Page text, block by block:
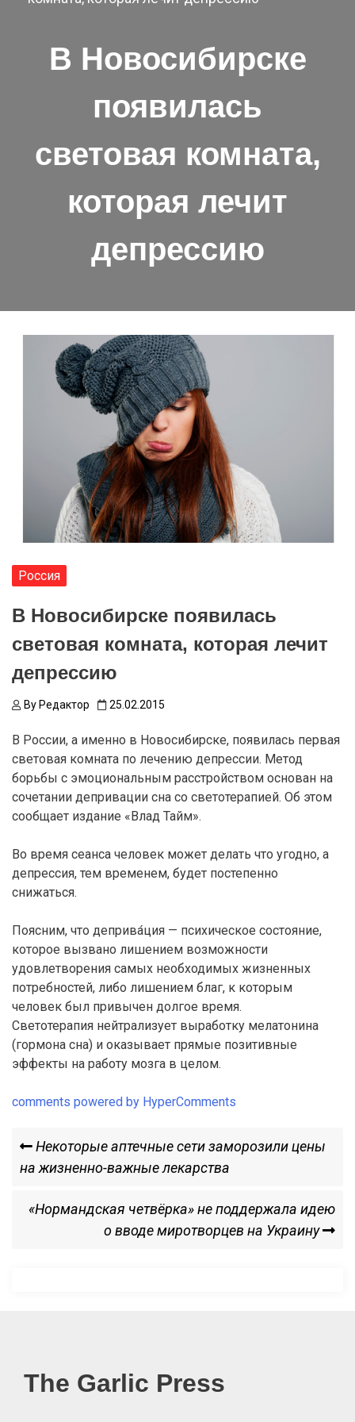
В Новосибирске
появилась
световая комната,
которая лечит
депрессию
Россия
В Новосибирске появилась
световая комната, которая лечит
депрессию
By Редактор 25.02.2015
В России, а именно в Новосибирске, появилась первая
световая комната по лечению депрессии. Метод
борьбы с эмоциональным расстройством основан на
сочетании депривации сна со светотерапией. Об этом
сообщает издание «Влад Тайм».
Во время сеанса человек может делать что угодно, а
депрессия, тем временем, будет постепенно
снижаться.
Поясним, что деприва́ция — психическое состояние,
которое вызвано лишением возможности
удовлетворения самых необходимых жизненных
потребностей, либо лишением благ, к которым
человек был привычен долгое время.
Светотерапия нейтрализует выработку мелатонина
(гормона сна) и оказывает прямые позитивные
эффекты на работу мозга в целом.
comments powered by HyperComments
Навигация
записям
Previous
Post
Некоторые аптечные сети заморозили цены
на жизненно-важные лекарства
Next
«Нормандская четвёрка» не поддержала идею
о вводе миротворцев на Украину
The Garlic Press